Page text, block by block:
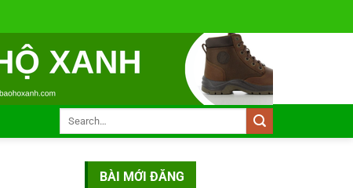
BÀI MỚI ĐĂNG